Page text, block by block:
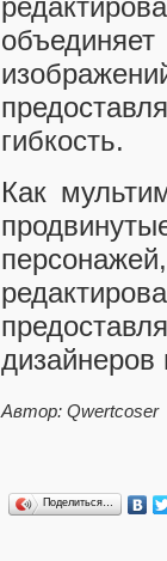
гибкость.
Как
дизайнеров
Автор: Qwertcoser
Поделиться…